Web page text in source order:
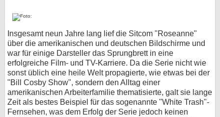
Insgesamt neun Jahre lang lief die Sitcom "Roseanne"
über die amerikanischen und deutschen Bildschirme und
war für einige Darsteller das Sprungbrett in eine
erfolgreiche Film- und TV-Karriere. Da die Serie nicht wie
sonst üblich eine heile Welt propagierte, wie etwas bei der
"Bill Cosby Show", sondern den Alltag einer
amerikanischen Arbeiterfamilie thematisierte, galt sie lange
Zeit als bestes Beispiel für das sogenannte "White Trash"-
Fernsehen, was dem Erfolg der Serie jedoch keinen
Specials
SERVICE
Gewinnspiele
Forum
bei X